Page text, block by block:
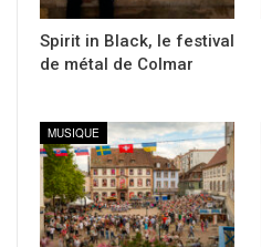
Spirit in Black, le festival
de métal de Colmar
MUSIQUE